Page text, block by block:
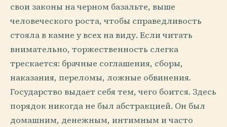
свои законы на черном базальте, выше
человеческого роста, чтобы справедливость
стояла в камне у всех на виду. Если читать
внимательно, торжественность слегка
трескается: брачные соглашения, сборы,
наказания, переломы, ложные обвинения.
Государство выдает себя тем, чего боится. Здесь
порядок никогда не был абстракцией. Он был
домашним, денежным, интимным и часто